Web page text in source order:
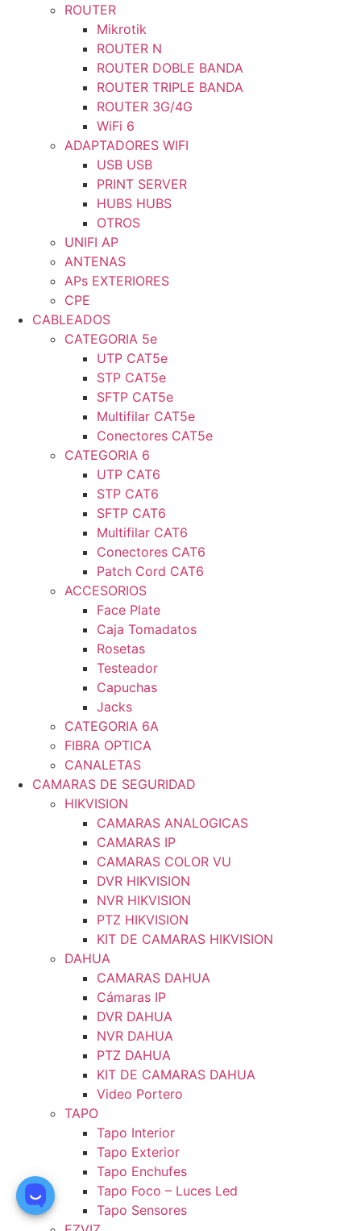
ROUTER
Mikrotik
ROUTER N
ROUTER DOBLE BANDA
ROUTER TRIPLE BANDA
ROUTER 3G/4G
WiFi 6
ADAPTADORES WIFI
USB USB
PRINT SERVER
HUBS HUBS
OTROS
UNIFI AP
ANTENAS
APs EXTERIORES
CPE
CABLEADOS
CATEGORIA 5e
UTP CAT5e
STP CAT5e
SFTP CAT5e
Multifilar CAT5e
Conectores CAT5e
CATEGORIA 6
UTP CAT6
STP CAT6
SFTP CAT6
Multifilar CAT6
Conectores CAT6
Patch Cord CAT6
ACCESORIOS
Face Plate
Caja Tomadatos
Rosetas
Testeador
Capuchas
Jacks
CATEGORIA 6A
FIBRA OPTICA
CANALETAS
CAMARAS DE SEGURIDAD
HIKVISION
CAMARAS ANALOGICAS
CAMARAS IP
CAMARAS COLOR VU
DVR HIKVISION
NVR HIKVISION
PTZ HIKVISION
KIT DE CAMARAS HIKVISION
DAHUA
CAMARAS DAHUA
Cámaras IP
DVR DAHUA
NVR DAHUA
PTZ DAHUA
KIT DE CAMARAS DAHUA
Video Portero
TAPO
Tapo Interior
Tapo Exterior
Tapo Enchufes
Tapo Foco – Luces Led
Tapo Sensores